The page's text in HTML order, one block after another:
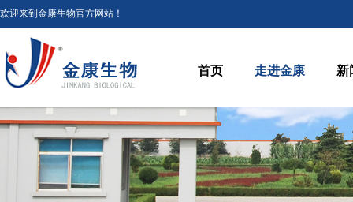
欢迎来到金康生物官方网站！
首页 走进金康 新